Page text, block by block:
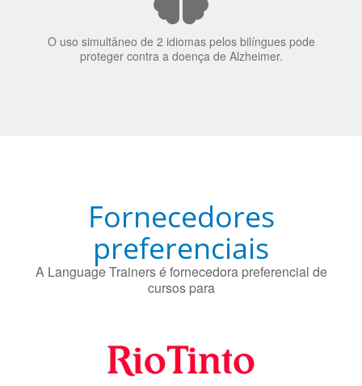
70% dos recrutadores de emprego consideram o
bilinguismo uma qualidade extremamente impressionante
nos candidatos a emprego.
preferenciais
A Language Trainers é fornecedora preferencial de